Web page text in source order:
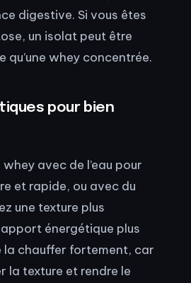
digestive. Si vous êtes
un isolat peut être
qu’une whey concentrée.
pour bien
avec de l’eau pour
et rapide, ou avec du
une texture plus
énergétique plus
la chauffer fortement, car
la texture et rendre le